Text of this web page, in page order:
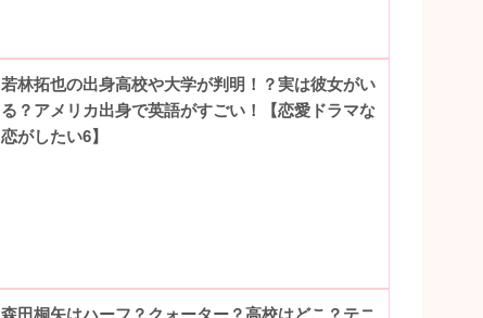
若林拓也の出身高校や大学が判明！？実は彼女がい
る？アメリカ出身で英語がすごい！【恋愛ドラマな
恋がしたい6】
森田桐矢はハーフ？クォーター？高校はどこ？テニ